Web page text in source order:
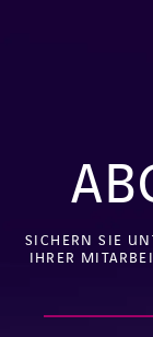
SICHERN SIE
IHRER